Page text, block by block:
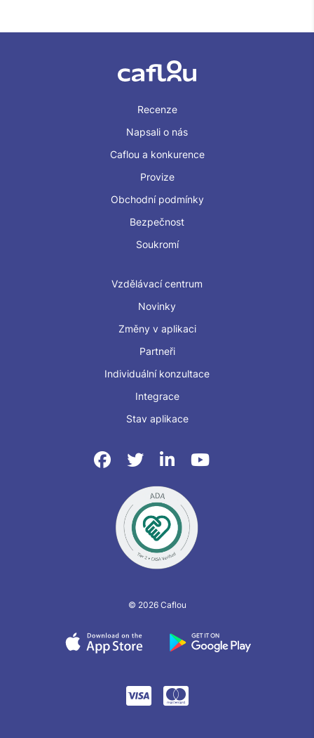
Recenze
Napsali o nás
Caflou a konkurence
Provize
Obchodní podmínky
Bezpečnost
Soukromí
Vzdělávací centrum
Novinky
Změny v aplikaci
Partneři
Individuální konzultace
Integrace
Stav aplikace
© 2026 Caflou